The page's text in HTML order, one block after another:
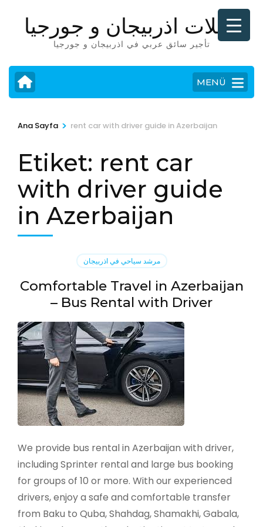
basın)
رحلات اذربيجان و جورجيا
تأجير سائق عربي في اذربيجان و جورجيا
MENÜ
Ana Sayfa > rent car with driver guide in Azerbaijan
Etiket: rent car
with driver guide
in Azerbaijan
مرشد سياحي في اذربيجان
Comfortable Travel in Azerbaijan
– Bus Rental with Driver
We provide bus rental in Azerbaijan with driver,
including Sprinter rental and large bus booking
for groups of 10 or more. With our experienced
drivers, enjoy a safe and comfortable transfer
from Baku to Quba, Shahdag, Shamakhi, Gabala,